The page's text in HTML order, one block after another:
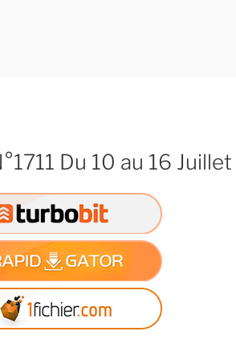
Du 10 au 16